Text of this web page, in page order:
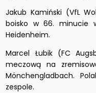
Jakub Kamiński (VfL
boisko w 66. minucie
Heidenheim.
Marcel Łubik (FC
meczową na
Mönchengladbach.
zespole.